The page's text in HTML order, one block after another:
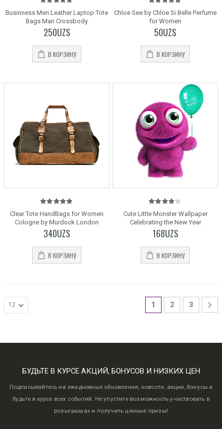
5.00
out
of 5
Businness Men Leather Laptop Tote
Bags Man Crossbody
250UZS
В КОРЗИНУ
5.00
out
of 5
Chloe See by Chloe Si Belle Perfume
for Women
50UZS
В КОРЗИНУ
5.00out
of 5
Clear Tote HandBags for Women
Cologne by Murdock London
340UZS
В КОРЗИНУ
4.00
out of 5
Cute Little Monster Wallpaper
Celebrating the New Year
168UZS
В КОРЗИНУ
1 2 3
БУДЬТЕ В КУРСЕ АКЦИЙ, БОНУСОВ И НИЗКИХ ЦЕН
Подписывайтесь на ежедневные обновления, новости, акции, бонусы и
будьте в курсе всех событий. Не упустите возможность участвовать в
розыгрышах и получить ценные призы!